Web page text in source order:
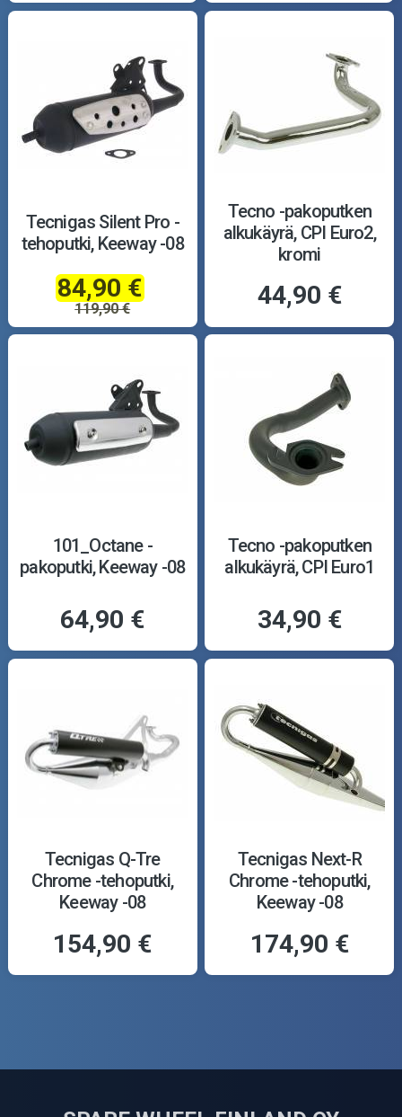
Tecnigas Silent Pro -
tehoputki, Keeway -08
84,90 €
119,90 €
Tecno -pakoputken
alkukäyrä, CPI Euro2,
kromi
44,90 €
101_Octane -
pakoputki, Keeway -08
64,90 €
Tecno -pakoputken
alkukäyrä, CPI Euro1
34,90 €
Tecnigas Q-Tre
Chrome -tehoputki,
Keeway -08
154,90 €
Tecnigas Next-R
Chrome -tehoputki,
Keeway -08
174,90 €